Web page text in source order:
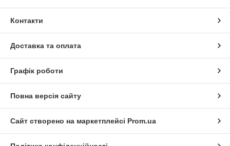
Контакти
Доставка та оплата
Графік роботи
Повна версія сайту
Сайт створено на маркетплейсі Prom.ua